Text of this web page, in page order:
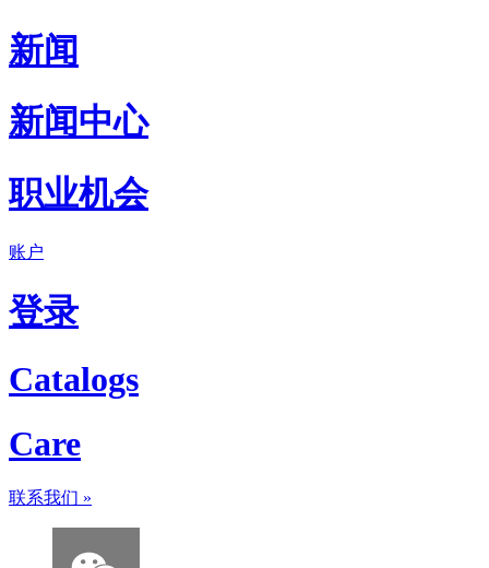
新闻
新闻中心
职业机会
账户
登录
Catalogs
Care
联系我们 »